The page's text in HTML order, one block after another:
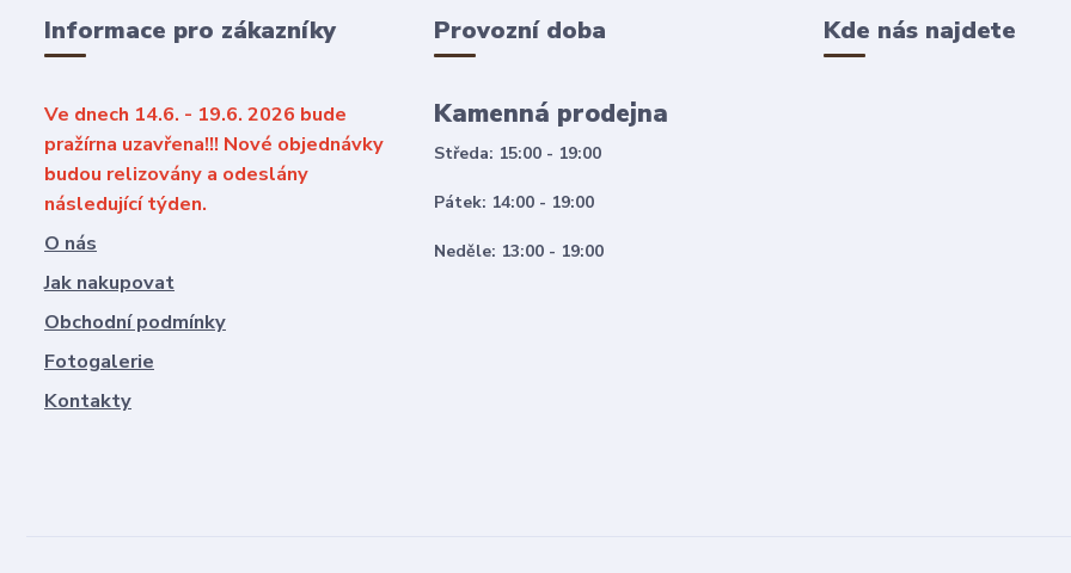
Informace pro zákazníky
Ve dnech 14.6. - 19.6. 2026 bude
pražírna uzavřena!!! Nové objednávky
budou relizovány a odeslány
následující týden.
O nás
Jak nakupovat
Obchodní podmínky
Fotogalerie
Kontakty
Provozní doba
Kamenná prodejna
Středa: 15:00 - 19:00
Pátek: 14:00 - 19:00
Neděle: 13:00 - 19:00
Kde nás najdete